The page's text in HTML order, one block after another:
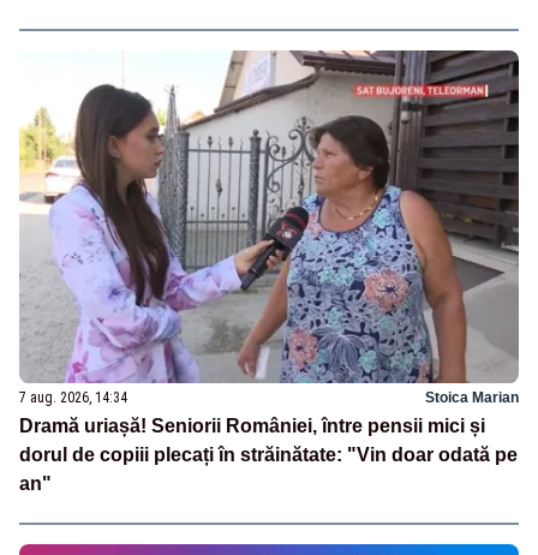
7 aug. 2026, 14:34 Stoica Marian
Dramă uriașă! Seniorii României, între pensii mici și
dorul de copiii plecați în străinătate: "Vin doar odată pe
an"